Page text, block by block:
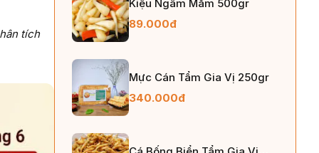
tích
Kiệu Ngâm Mắm 500gr
89.000đ
Mực Cán Tẩm Gia Vị 250gr
340.000đ